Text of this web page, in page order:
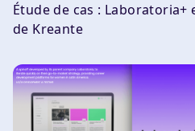
Étude de cas :
de Kreante